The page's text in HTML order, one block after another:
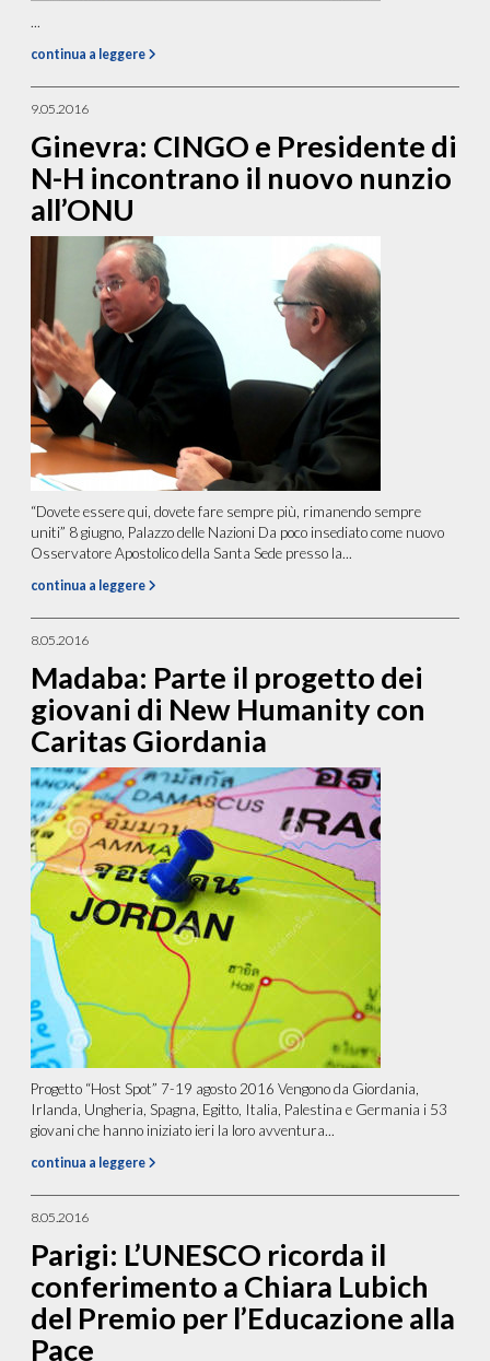
...
continua a leggere
9.05.2016
Ginevra: CINGO e Presidente di
N-H incontrano il nuovo nunzio
all’ONU
“Dovete essere qui, dovete fare sempre più, rimanendo sempre
uniti” 8 giugno, Palazzo delle Nazioni Da poco insediato come nuovo
Osservatore Apostolico della Santa Sede presso la...
continua a leggere
8.05.2016
Madaba: Parte il progetto dei
giovani di New Humanity con
Caritas Giordania
Progetto “Host Spot” 7-19 agosto 2016 Vengono da Giordania,
Irlanda, Ungheria, Spagna, Egitto, Italia, Palestina e Germania i 53
giovani che hanno iniziato ieri la loro avventura...
continua a leggere
8.05.2016
Parigi: L’UNESCO ricorda il
conferimento a Chiara Lubich
del Premio per l’Educazione alla
Pace